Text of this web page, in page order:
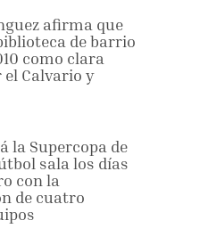
afirma que
de barrio
como clara
el Calvario y
la Supercopa de
sala los días
con la
de cuatro